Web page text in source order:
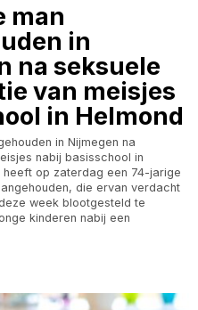
man
in
na seksuele
van meisjes
in Helmond
in Nijmegen na
nabij basisschool in
heeft op zaterdag een 74-jarige
die ervan verdacht
week blootgesteld te
kinderen nabij een